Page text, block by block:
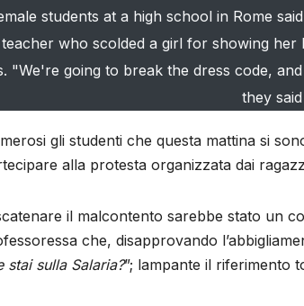
students at a high school in Rome
who scolded a girl for showing
"We're going to break the dress code,
they
gli studenti che questa mattina si
alla protesta organizzata dai
il malcontento sarebbe stato un
che, disapprovando
stai sulla Salaria?”; lampante il riferimento